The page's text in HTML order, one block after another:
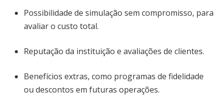
Possibilidade de simulação sem compromisso, para
avaliar o custo total.
Reputação da instituição e avaliações de clientes.
Benefícios extras, como programas de fidelidade
ou descontos em futuras operações.